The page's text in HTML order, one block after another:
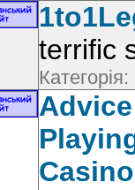
terrific
Категорія: